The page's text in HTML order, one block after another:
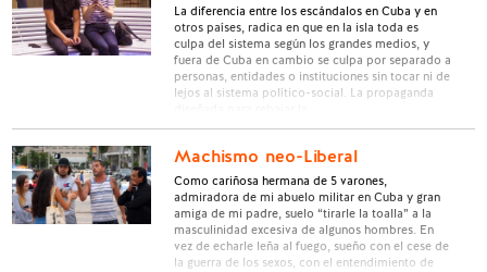
La diferencia entre los escándalos en Cuba y en
otros países, radica en que en la isla toda es
culpa del sistema según los grandes medios, y
fuera de Cuba en cambio se culpa por separado a
personas, entidades o instituciones sin tocar ni de
lejos al sistema político-social. La propaganda
Machismo neo-Liberal
Como cariñosa hermana de 5 varones,
admiradora de mi abuelo militar en Cuba y gran
amiga de mi padre, suelo “tirarle la toalla” a la
masculinidad excesiva de algunos hombres. En
vez de echarle leña al fuego, sueño con el cese de
la guerra de los sexos, con el entendimiento de